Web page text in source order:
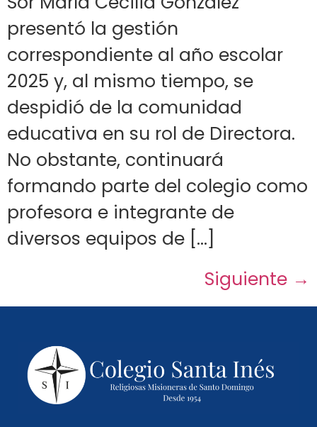
presentó la gestión
correspondiente al año escolar
2025 y, al mismo tiempo, se
despidió de la comunidad
educativa en su rol de Directora.
No obstante, continuará
formando parte del colegio como
profesora e integrante de
diversos equipos de […]
Siguiente →